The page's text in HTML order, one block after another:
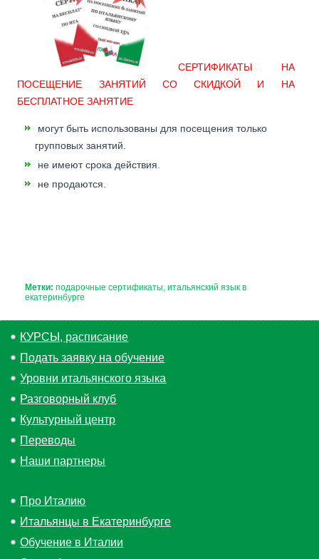
СЕРТИФИКАТЫ НА
ПОСЕЩЕНИЕ ЗАНЯТИЙ СО СКИДКОЙ И НА
БЕСПЛАТНОЕ ЗАНЯТИЕ
могут быть использованы для посещения только
групповых занятий.
не имеют срока действия.
не продаются.
Метки:подарочные сертификаты итальянский язык в
екатеринбурге
КУРСЫ, расписание
Подать заявку на обучение
Уровни итальянского языка
Разговорный клуб
Культурный центр
Переводы
Наши партнеры
Про Италию
Итальянцы в Екатеринбурге
Обучение в Италии